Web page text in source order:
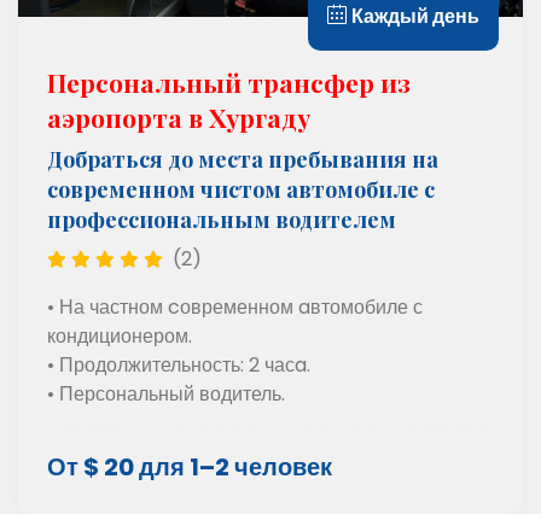
Каждый день
Персональный трансфер из
аэропорта в Хургаду
Добраться до места пребывания на
современном чистом автомобиле с
профессиональным водителем
(2)
• На частном cовременном aвтомобиле с
кондиционером.
• Продолжительность: 2 часa.
• Персональный водитель.
От $ 20 для 1–2 человек